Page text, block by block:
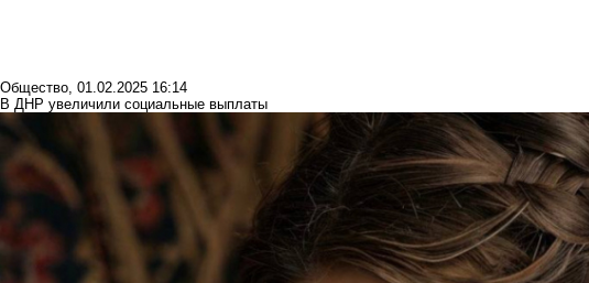
Общество 01.02.2025 16:14
В ДНР увеличили социальные выплаты